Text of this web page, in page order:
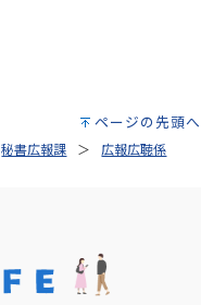
ページの先頭へ
秘書広報課
広報広聴係